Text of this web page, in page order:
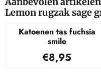
Lemon rugzak sage
Katoenen tas fuchsia
smile
Prijs: 8,95
€8,95